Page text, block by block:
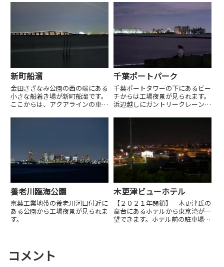
新町船溜
金田さざなみ公園の西の端にある
小さな船着き場が新町船溜です。
ここからは、アクアラインの車の
ーなど湾岸エリアの夜景が見られ
千葉ポートパーク
千葉ポートタワーの下にあるビー
チからは工場夜景が見られます。
浜辺越しにガントリークレーンも
ます。
養老川臨海公園
京葉工業地帯の養老川河口付近に
ある公園から工場夜景が見られま
す。
木更津ビューホテル
【２０２１年閉鎖】 木更津氏の
高台にあるホテルから東京湾が一
望できます。ホテル前の駐車場か
コメント